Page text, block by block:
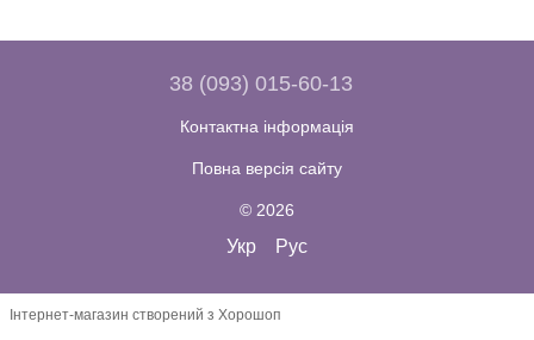
38 (093) 015-60-13
Контактна інформація
Повна версія сайту
© 2026
Укр Рус
Інтернет-магазин створений з Хорошоп